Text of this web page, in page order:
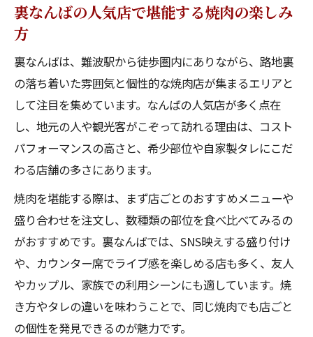
なんば駅周辺で見つかる話題の焼肉体験
話題のなんばの人気店と焼肉体験の魅力
難波駅周辺の焼肉で選ばれる人気店とは
なんばの人気店で叶える駅近焼肉体験術
駅周辺で味わうなんばの人気店焼肉の特徴
コスパ重視の方も満足する難波の人気店案内
コスパ最強のなんばの人気店で焼肉を満喫
安くて美味しい焼肉はなんばの人気店で決
まり
難波焼肉食べ放題の人気店とコスパ重視の
選び方
裏難波焼肉でお得感満載の人気店ランキン
グ
裏なんばの人気店で堪能する焼肉の楽しみ
方
裏なんばは、難波駅から徒歩圏内にありながら、路地裏
の落ち着いた雰囲気と個性的な焼肉店が集まるエリアと
して注目を集めています。なんばの人気店が多く点在
し、地元の人や観光客がこぞって訪れる理由は、コスト
パフォーマンスの高さと、希少部位や自家製タレにこだ
わる店舗の多さにあります。
焼肉を堪能する際は、まず店ごとのおすすめメニューや
盛り合わせを注文し、数種類の部位を食べ比べてみるの
がおすすめです。裏なんばでは、SNS映えする盛り付け
や、カウンター席でライブ感を楽しめる店も多く、友人
やカップル、家族での利用シーンにも適しています。焼
き方やタレの違いを味わうことで、同じ焼肉でも店ごと
の個性を発見できるのが魅力です。